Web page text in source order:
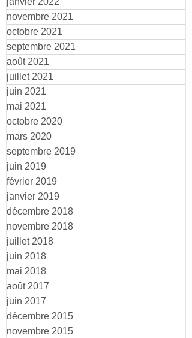
novembre 2021
octobre 2021
septembre 2021
août 2021
juillet 2021
juin 2021
mai 2021
octobre 2020
mars 2020
septembre 2019
juin 2019
février 2019
janvier 2019
décembre 2018
novembre 2018
juillet 2018
juin 2018
mai 2018
août 2017
juin 2017
décembre 2015
novembre 2015